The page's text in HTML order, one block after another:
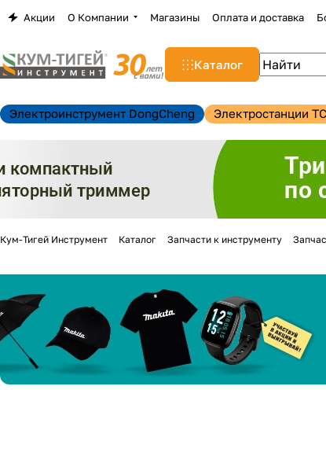
Акции О Компании Магазины Оплата и доставка
Каталог
Электроинструмент DongCheng Электростанции
Кум-Тигей Инструмент Каталог Запчасти к инструменту